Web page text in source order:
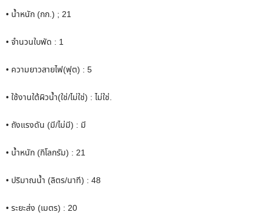
• น้ำหนัก (กก.) ; 21
• จำนวนใบพัด : 1
• ความยาวสายไฟ(ฟุต) : 5
• ใช้งานใต้ผิวน้ำ(ใช่/ไม่ใช่) : ไม่ใช่.
• ถังแรงดัน (มี/ไม่มี) : มี
• น้ำหนัก (กิโลกรัม) : 21
• ปริมาณน้ำ (ลิตร/นาที) : 48
• ระยะส่ง (เมตร) : 20